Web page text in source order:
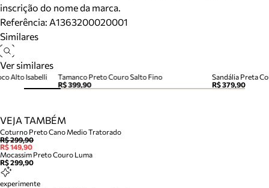
inscrição do nome da marca.
Referência: A1363200020001
Similares
Ver similares
Tamanco Preto Couro Salto Fino
R$ 399,90
Sandália Preta
R$ 379,90
Alto Isabelli
VEJA TAMBÉM
Coturno Preto Cano Medio Tratorado
R$ 299,90
R$ 149,90
Mocassim Preto Couro Luma
R$ 299,90
experimente